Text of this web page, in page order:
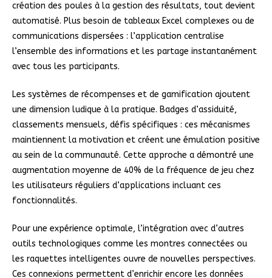
création des poules à la gestion des résultats, tout devient
automatisé. Plus besoin de tableaux Excel complexes ou de
communications dispersées : l’application centralise
l’ensemble des informations et les partage instantanément
avec tous les participants.
Les systèmes de récompenses et de gamification ajoutent
une dimension ludique à la pratique. Badges d’assiduité,
classements mensuels, défis spécifiques : ces mécanismes
maintiennent la motivation et créent une émulation positive
au sein de la communauté. Cette approche a démontré une
augmentation moyenne de 40% de la fréquence de jeu chez
les utilisateurs réguliers d’applications incluant ces
fonctionnalités.
Pour une expérience optimale, l’intégration avec d’autres
outils technologiques comme les montres connectées ou
les raquettes intelligentes ouvre de nouvelles perspectives.
Ces connexions permettent d’enrichir encore les données